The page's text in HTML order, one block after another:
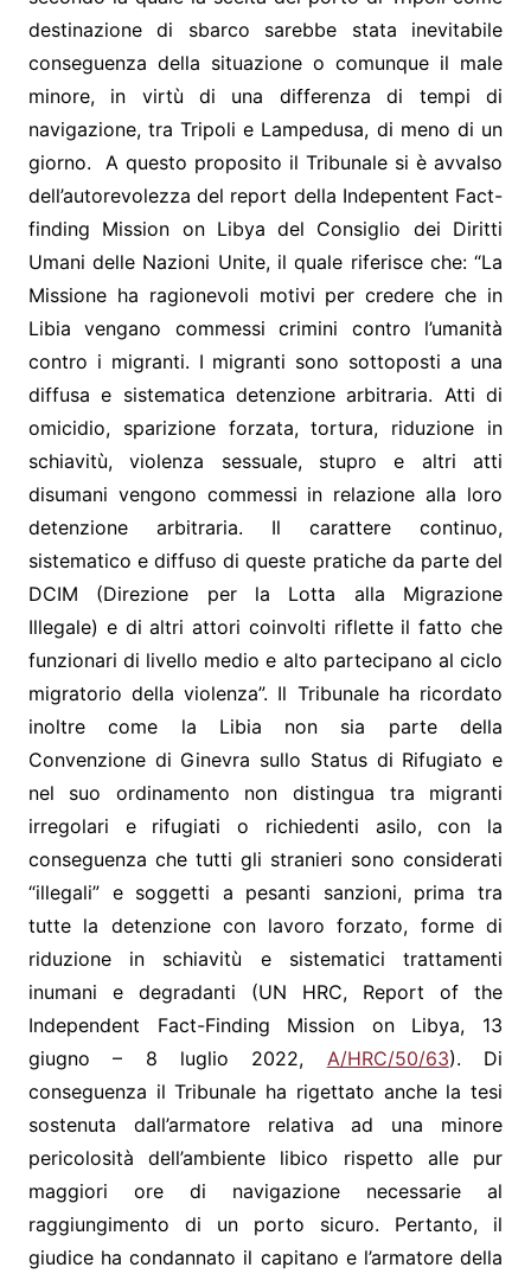
destinazione di sbarco sarebbe stata inevitabile
conseguenza della situazione o comunque il male
minore, in virtù di una differenza di tempi di
navigazione, tra Tripoli e Lampedusa, di meno di un
giorno. A questo proposito il Tribunale si è avvalso
dell’autorevolezza del report della Indepentent Fact-
finding Mission on Libya del Consiglio dei Diritti
Umani delle Nazioni Unite, il quale riferisce che: “La
Missione ha ragionevoli motivi per credere che in
Libia vengano commessi crimini contro l’umanità
contro i migranti. I migranti sono sottoposti a una
diffusa e sistematica detenzione arbitraria. Atti di
omicidio, sparizione forzata, tortura, riduzione in
schiavitù, violenza sessuale, stupro e altri atti
disumani vengono commessi in relazione alla loro
detenzione arbitraria. Il carattere continuo,
sistematico e diffuso di queste pratiche da parte del
DCIM (Direzione per la Lotta alla Migrazione
Illegale) e di altri attori coinvolti riflette il fatto che
funzionari di livello medio e alto partecipano al ciclo
migratorio della violenza”. Il Tribunale ha ricordato
inoltre come la Libia non sia parte della
Convenzione di Ginevra sullo Status di Rifugiato e
nel suo ordinamento non distingua tra migranti
irregolari e rifugiati o richiedenti asilo, con la
conseguenza che tutti gli stranieri sono considerati
“illegali” e soggetti a pesanti sanzioni, prima tra
tutte la detenzione con lavoro forzato, forme di
riduzione in schiavitù e sistematici trattamenti
inumani e degradanti (UN HRC, Report of the
Independent Fact-Finding Mission on Libya, 13
giugno – 8 luglio 2022, A/HRC/50/63). Di
conseguenza il Tribunale ha rigettato anche la tesi
sostenuta dall’armatore relativa ad una minore
pericolosità dell’ambiente libico rispetto alle pur
maggiori ore di navigazione necessarie al
raggiungimento di un porto sicuro. Pertanto, il
giudice ha condannato il capitano e l’armatore della